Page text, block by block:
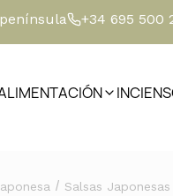
+34 695 500
/ Salsas Japonesas